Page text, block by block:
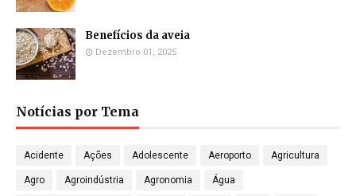
Benefícios da aveia
Dezembro 01, 2025
Notícias por Tema
Acidente Ações Adolescente Aeroporto Agricultura
Agro Agroindústria Agronomia Água